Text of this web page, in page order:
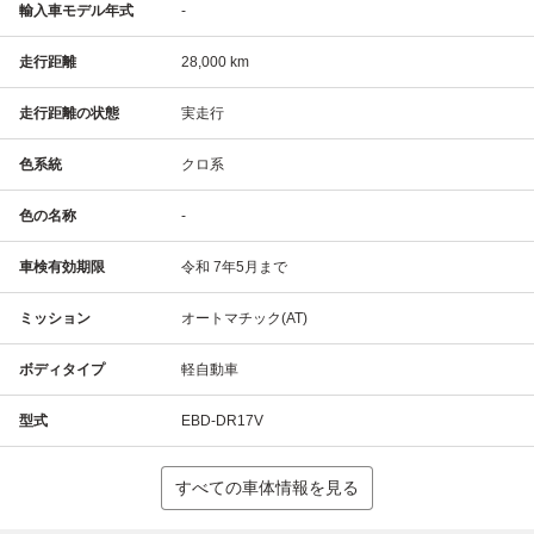
輸入車モデル年式 -
走行距離 28,000 km
走行距離の状態 実走行
色系統 クロ系
色の名称 -
車検有効期限 令和 7年5月まで
ミッション オートマチック(AT)
ボディタイプ 軽自動車
型式 EBD-DR17V
すべての車体情報を見る